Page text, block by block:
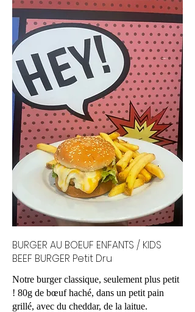
BURGER AU BOEUF ENFANTS / KIDS
BEEF BURGER Petit Dru
Notre burger classique, seulement plus petit
! 80g de bœuf haché, dans un petit pain
grillé, avec du cheddar, de la laitue.